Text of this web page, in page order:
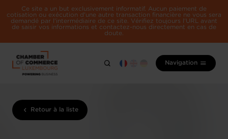
Ce site a un but exclusivement informatif. Aucun paiement de
cotisation ou exécution d'une autre transaction financière ne vous sera
demandé par l'intermédiaire de ce site. Vérifiez toujours l'URL avant
de saisir vos informations et contactez-nous directement en cas de
doute.
Navigation
Retour à la liste